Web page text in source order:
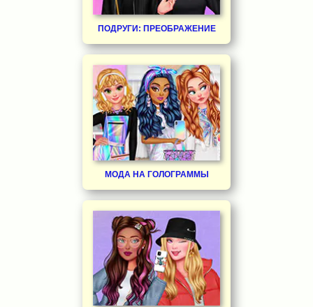
ПОДРУГИ: ПРЕОБРАЖЕНИЕ
МОДА НА ГОЛОГРАММЫ